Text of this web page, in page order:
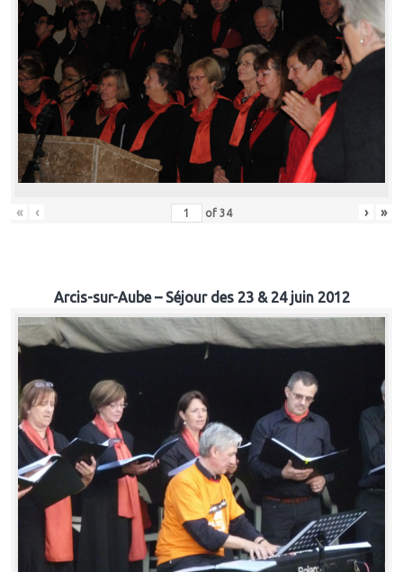
« ‹ of 34 › »
Arcis-sur-Aube – Séjour des 23 & 24 juin 2012